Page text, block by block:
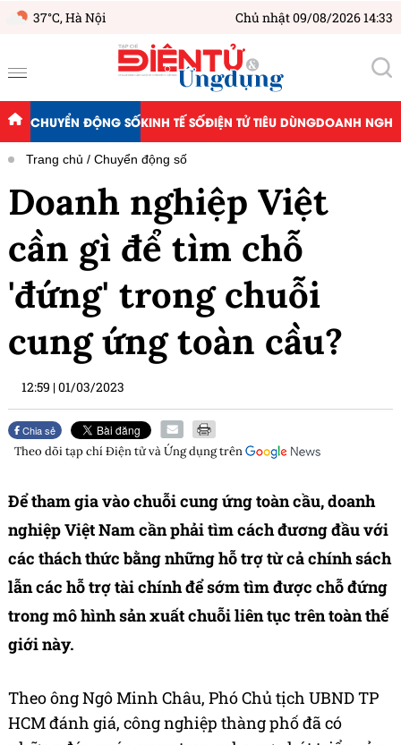
37°C,Hà Nội Chủ nhật 09/08/2026 14:33
CHUYỂN ĐỘNG SỐKINH TẾ SỐĐIỆN TỬ TIÊU DÙNGDOANH
Trang chủ Chuyển động số
Doanh nghiệp Việt
cần gì để tìm chỗ
'đứng' trong chuỗi
cung ứng toàn cầu?
12:59 |01/03/2023
Chia sẻ
Theo dõi tạp chíĐiện tử và Ứng dụngtrên
Để tham gia vào chuỗi cung ứng toàn cầu, doanh
nghiệp Việt Nam cần phải tìm cách đương đầu với
các thách thức bằng những hỗ trợ từ cả chính sách
lẫn các hỗ trợ tài chính để sớm tìm được chỗ đứng
trong mô hình sản xuất chuỗi liên tục trên toàn thế
giới này.
Theo ông Ngô Minh Châu, Phó Chủ tịch UBND TP
HCM đánh giá, công nghiệp thàng phố đã có